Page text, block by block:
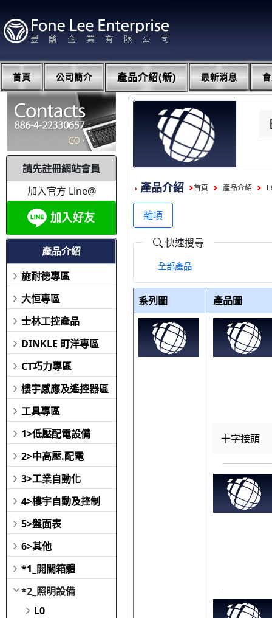
首頁 公司簡介 產品介紹(新) 最新消息
請先註冊網站會員
加入官方 Line@
產品介紹
施耐德專區
大恒專區
士林工控產品
DINKLE 町洋專區
CT巧力專區
樓宇感應及遙控器區
工具專區
1>低壓配電設備
2>中高壓.配電
3>工業自動化
4>樓宇自動及控制
5>盤面表
6>其他
*1_開關箱體
*2_照明設備
L0
產品介紹 首頁 產品介紹
雜項
快速搜尋
全部產品
系列圖 產品圖
十字接頭